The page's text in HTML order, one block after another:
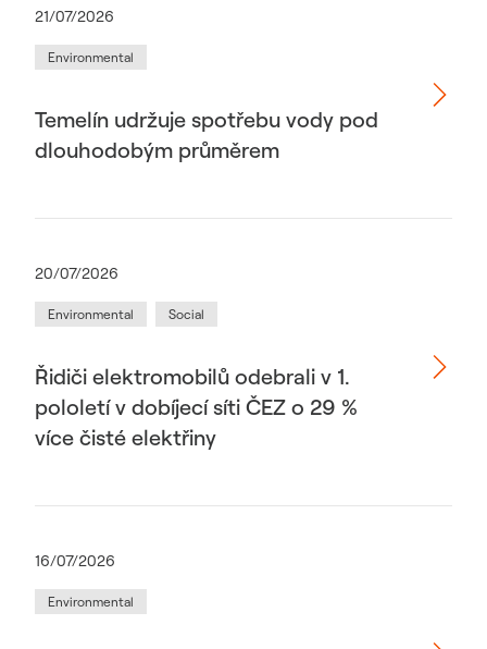
21/07/2026
Environmental
Temelín udržuje spotřebu vody pod
dlouhodobým průměrem
20/07/2026
Environmental Social
Řidiči elektromobilů odebrali v 1.
pololetí v dobíjecí síti ČEZ o 29 %
více čisté elektřiny
16/07/2026
Environmental